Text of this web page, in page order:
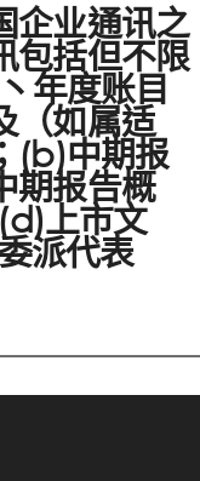
企业通讯之
包括但不限
年度账目
（如属适
(b)中期报
期报告概
上市文
派代表